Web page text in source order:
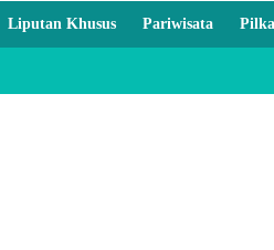
Liputan Khusus Pariwisata